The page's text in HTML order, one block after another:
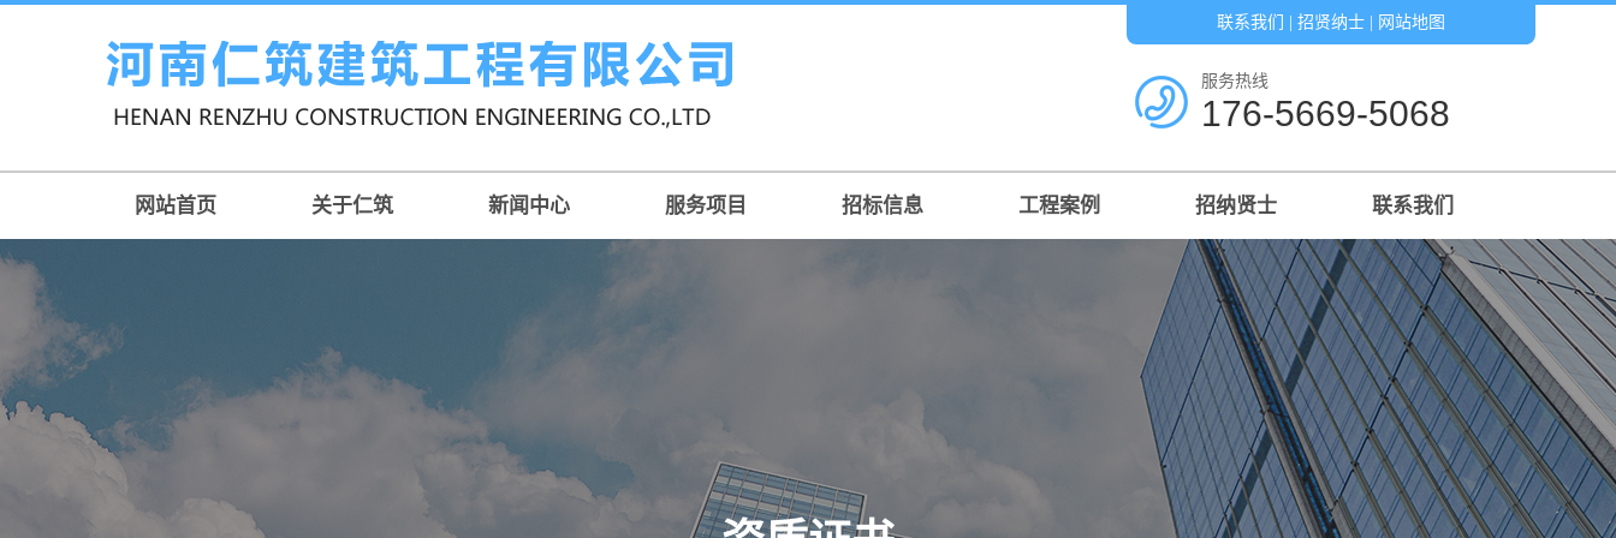
联系我们 招贤纳士 网站地图
服务热线
176-5669-5068
网站首页 关于仁筑 新闻中心 服务项目 招标信息 工程案例 招纳贤士 联系我们